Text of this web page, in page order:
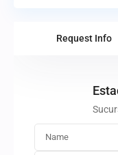
Request Info